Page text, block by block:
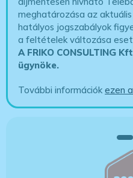
meghatározása az
hatályos jogszabályok
a feltételek változása
A FRIKO CONSULTING
ügynöke.
További információkezen